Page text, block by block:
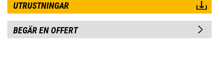
UTRUSTNINGAR
BEGÄR EN OFFERT